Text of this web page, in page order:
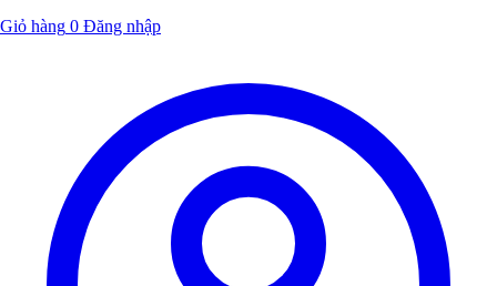
Giỏ hàng 0 Đăng nhập